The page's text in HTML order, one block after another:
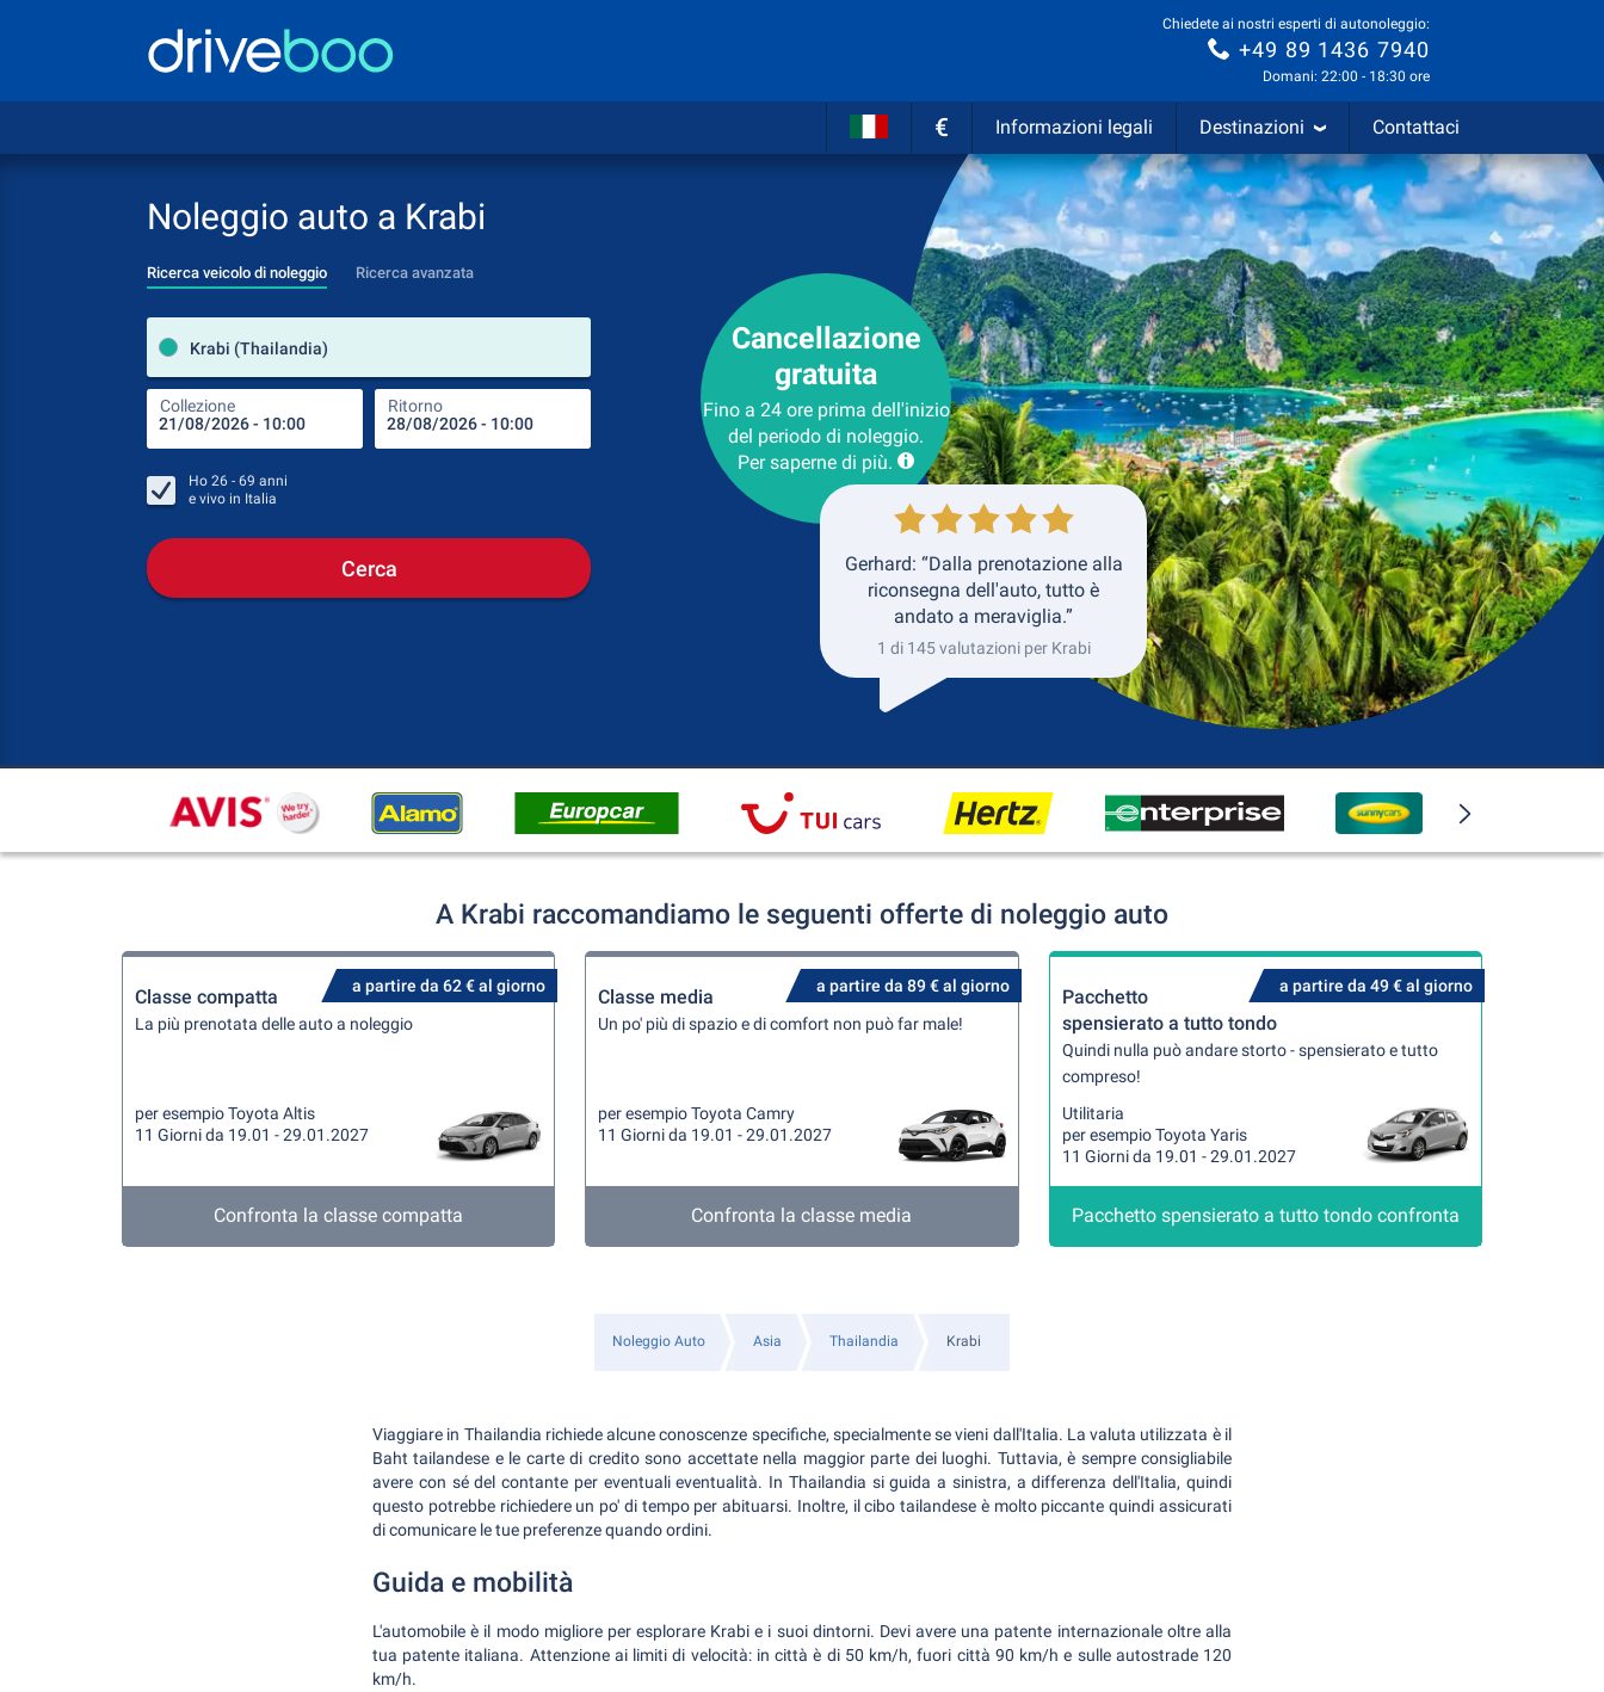
Chiedete ai nostri esperti di autonoleggio:
+49 89 1436 7940
Domani: 22:00 - 18:30 ore
€ Informazioni legali Destinazioni Contattaci
Noleggio auto a Krabi
Ricerca veicolo di noleggio Ricerca avanzata
Krabi (Thailandia)
Collezione Ritorno
Luogo del noleggio
Luogo di ritorno
Ritorno
Ho 26 - 69 anni
e vivo in Italia
Cerca
Cancellazione
gratuita
Fino a 24 ore prima dell'inizio
del periodo di noleggio.
Per saperne di più.
Gerhard: “Dalla prenotazione alla
riconsegna dell'auto, tutto è
andato a meraviglia.”
1 di 145 valutazioni per Krabi
A Krabi raccomandiamo le seguenti offerte di noleggio auto
a partire da 62 € al giorno
Classe compatta
La più prenotata delle auto a noleggio
per esempio Toyota Altis
11 Giorni da 19.01 - 29.01.2027
Confronta la classe compatta
a partire da 89 € al giorno
Classe media
Un po' più di spazio e di comfort non può far male!
per esempio Toyota Camry
11 Giorni da 19.01 - 29.01.2027
Confronta la classe media
a partire da 49 € al giorno
Pacchetto
spensierato a tutto tondo
Quindi nulla può andare storto - spensierato e tutto
compreso!
Utilitaria
per esempio Toyota Yaris
11 Giorni da 19.01 - 29.01.2027
Pacchetto spensierato a tutto tondo confronta
Noleggio Auto Asia Thailandia Krabi
Viaggiare in Thailandia richiede alcune conoscenze specifiche, specialmente se vieni dall'Italia. La valuta utilizzata è il
Baht tailandese e le carte di credito sono accettate nella maggior parte dei luoghi. Tuttavia, è sempre consigliabile
avere con sé del contante per eventuali eventualità. In Thailandia si guida a sinistra, a differenza dell'Italia, quindi
questo potrebbe richiedere un po' di tempo per abituarsi. Inoltre, il cibo tailandese è molto piccante quindi assicurati
di comunicare le tue preferenze quando ordini.
Guida e mobilità
L'automobile è il modo migliore per esplorare Krabi e i suoi dintorni. Devi avere una patente internazionale oltre alla
tua patente italiana. Attenzione ai limiti di velocità: in città è di 50 km/h, fuori città 90 km/h e sulle autostrade 120
km/h.